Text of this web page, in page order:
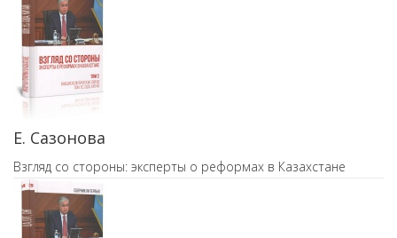
Е. Сазонова
Взгляд со стороны: эксперты о реформах в Казахстане